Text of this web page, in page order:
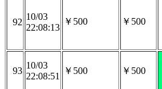
92
10/03
22:08:13
￥500 ￥500
93
10/03
22:08:51
￥500 ￥500